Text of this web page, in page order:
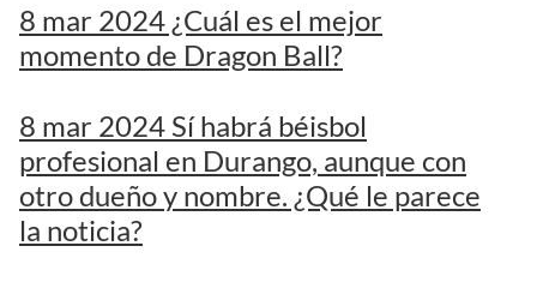
8 mar 2024 ¿Cuál es el mejor
momento de Dragon Ball?
8 mar 2024 Sí habrá béisbol
profesional en Durango, aunque con
otro dueño y nombre. ¿Qué le parece
la noticia?